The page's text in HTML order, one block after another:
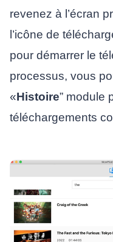
revenez à l’écran
l’icône de
pour démarrer le
processus, vous
«Histoire” module
téléchargements